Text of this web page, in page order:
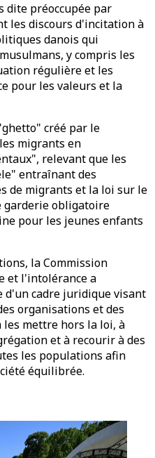
dite préoccupée par
les discours d'incitation à
danois qui
y compris les
régulière et les
pour les valeurs et la
créé par le
migrants en
relevant que les
entraînant des
de migrants et la loi sur le
garderie obligatoire
pour les jeunes enfants
la Commission
et l'intolérance a
d'un cadre juridique visant
organisations et des
mettre hors la loi, à
et à recourir à des
les populations afin
équilibrée.